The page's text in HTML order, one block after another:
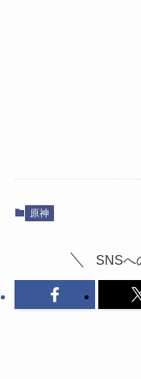
原神
SNSへ